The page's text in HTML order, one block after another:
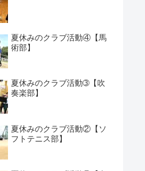
夏休みのクラブ活動④【馬
術部】
夏休みのクラブ活動➂【吹
奏楽部】
夏休みのクラブ活動②【ソ
フトテニス部】